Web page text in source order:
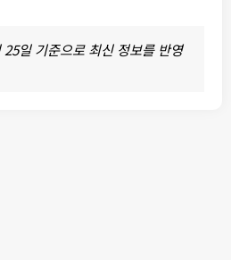
일 기준으로 최신 정보를 반영